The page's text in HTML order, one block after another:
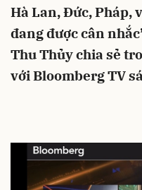
Hà Lan, Đức, Pháp,
đang được cân
Thu Thủy chia sẻ
với Bloomberg TV